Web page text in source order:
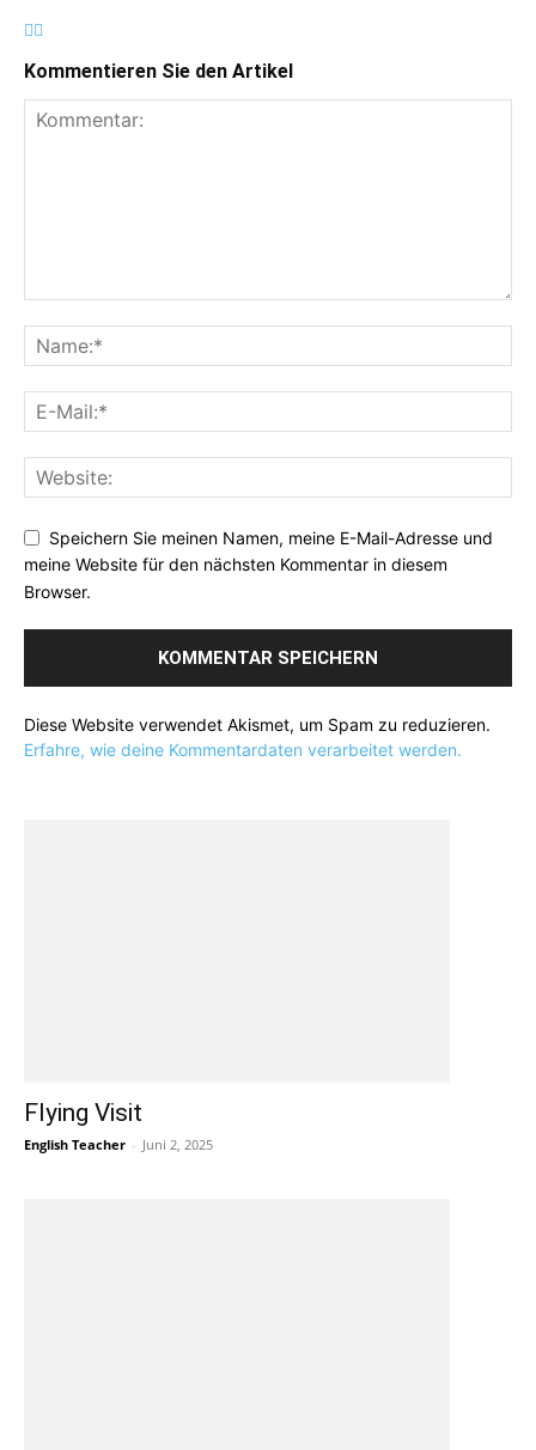
Kommentieren Sie den Artikel
Speichern Sie meinen Namen, meine E-Mail-Adresse und
meine Website für den nächsten Kommentar in diesem
Browser.
Diese Website verwendet Akismet, um Spam zu reduzieren.
Erfahre, wie deine Kommentardaten verarbeitet werden.
Flying Visit
English Teacher - Juni 2, 2025